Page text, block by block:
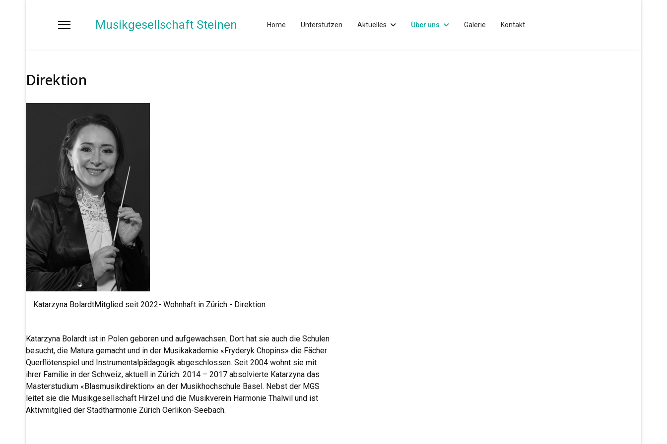
Musikgesellschaft Steinen Home Unterstützen Aktuelles Über uns Galerie Kontakt
Direktion
Katarzyna BolardtMitglied seit 2022- Wohnhaft in Zürich - Direktion
Katarzyna Bolardt ist in Polen geboren und aufgewachsen. Dort hat sie auch die Schulen
besucht, die Matura gemacht und in der Musikakademie «Fryderyk Chopins» die Fächer
Querflötenspiel und Instrumentalpädagogik abgeschlossen. Seit 2004 wohnt sie mit
ihrer Familie in der Schweiz, aktuell in Zürich. 2014 – 2017 absolvierte Katarzyna das
Masterstudium «Blasmusikdirektion» an der Musikhochschule Basel. Nebst der MGS
leitet sie die Musikgesellschaft Hirzel und die Musikverein Harmonie Thalwil und ist
Aktivmitglied der Stadtharmonie Zürich Oerlikon-Seebach.